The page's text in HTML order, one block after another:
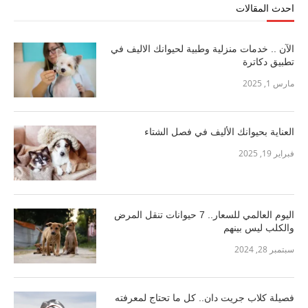
احدث المقالات
الآن .. خدمات منزلية وطبية لحيوانك الاليف في
تطبيق دكاترة
مارس 1, 2025
العناية بحيوانك الأليف في فصل الشتاء
فبراير 19, 2025
اليوم العالمي للسعار.. 7 حيوانات تنقل المرض
والكلب ليس بينهم
سبتمبر 28, 2024
فصيلة كلاب جريت دان.. كل ما تحتاج لمعرفته